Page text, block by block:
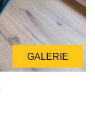
GALERIE
GALERIE